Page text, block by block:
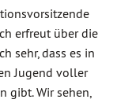
erfreut über die
sehr, dass es in
Jugend voller
gibt. Wir sehen,